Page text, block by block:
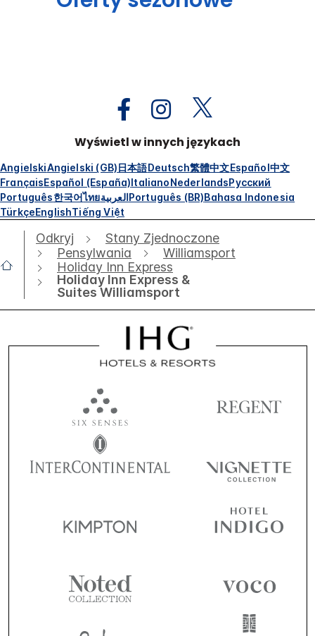
Wyświetl w innych językach
AngielskiAngielski (GB)日本語Deutsch繁體中文Español中文
FrançaisEspañol (España)ItalianoNederlandsРусский
Português한국어ไทยالعربيةPortuguês (BR)Bahasa Indonesia
TürkçeEnglishTiếng Việt
Odkryj
Stany Zjednoczone
Pensylwania
Williamsport
Holiday Inn Express
Holiday Inn Express &
Suites Williamsport